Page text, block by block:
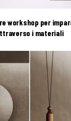
workshop per
i materiali